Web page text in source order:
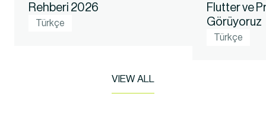
Rehberi 2026
Türkçe
Flutter ve
Görüyoruz
Türkçe
VIEW ALL